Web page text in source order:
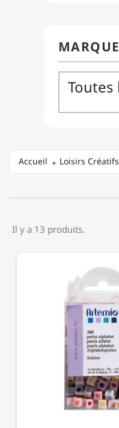
Accueil Loisirs Créatifs
Il y a 13 produits.